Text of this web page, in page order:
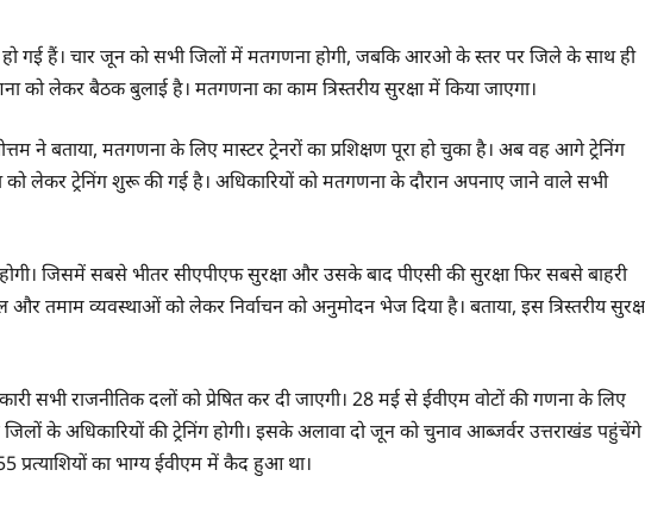
गई हैं। चार जून को सभी जिलों में मतगणना होगी, जबकि आरओ के स्तर पर जिले के साथ ही
को लेकर बैठक बुलाई है। मतगणना का काम त्रिस्तरीय सुरक्षा में किया जाएगा।
ने बताया, मतगणना के लिए मास्टर ट्रेनरों का प्रशिक्षण पूरा हो चुका है। अब वह आगे ट्रेनिंग
लेकर ट्रेनिंग शुरू की गई है। अधिकारियों को मतगणना के दौरान अपनाए जाने वाले सभी
जिसमें सबसे भीतर सीएपीएफ सुरक्षा और उसके बाद पीएसी की सुरक्षा फिर सबसे बाहरी
और तमाम व्यवस्थाओं को लेकर निर्वाचन को अनुमोदन भेज दिया है। बताया, इस त्रिस्तरीय
सभी राजनीतिक दलों को प्रेषित कर दी जाएगी। 28 मई से ईवीएम वोटों की गणना के लिए
के अधिकारियों की ट्रेनिंग होगी। इसके अलावा दो जून को चुनाव आब्जर्वर उत्तराखंड
का भाग्य ईवीएम में कैद हुआ था।